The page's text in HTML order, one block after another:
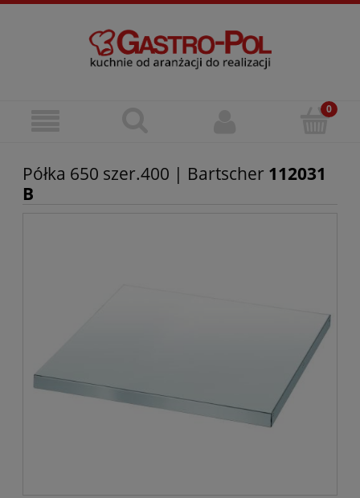
Półka 650 szer.400 | Bartscher 112031
B